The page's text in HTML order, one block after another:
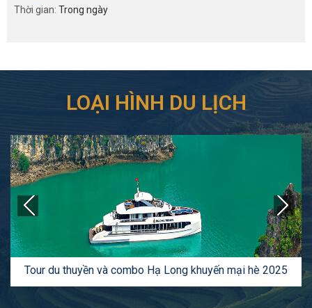
Thời gian: Trong ngày
LOẠI HÌNH DU LỊCH
Tour du thuyền và combo Hạ Long khuyến mại hè 2025
prev next